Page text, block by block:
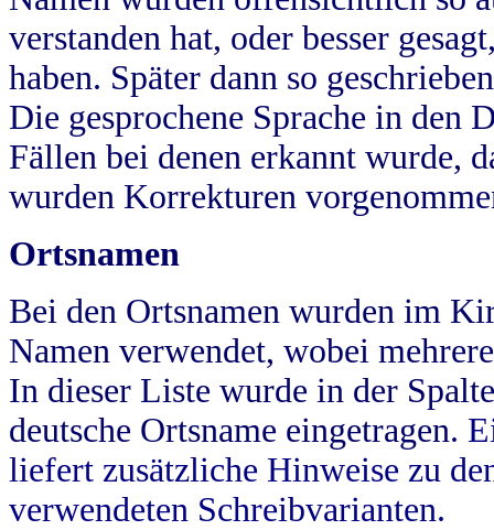
verstanden hat, oder besser
haben. Später dann so
Die gesprochene Sprache in
Fällen bei denen erkannt wurde,
wurden Korrekturen
Ortsnamen
Bei den Ortsnamen wurden im
Namen verwendet, wobei
In dieser Liste wurde in der
deutsche Ortsname eingetragen.
liefert zusätzliche Hinweise zu
verwendeten Schreibvarianten.